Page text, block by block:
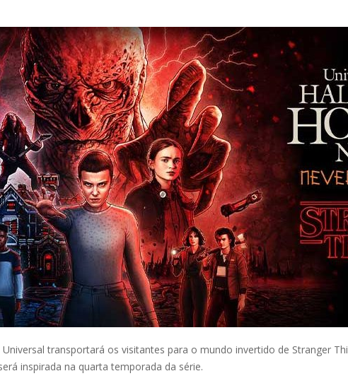
transportará os visitantes para o mundo invertido de Stranger
inspirada na quarta temporada da série.